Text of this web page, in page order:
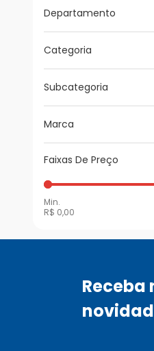
Departamento
Categoria
Subcategoria
Marca
Faixas De Preço
Min.
R$ 0,00
Receba